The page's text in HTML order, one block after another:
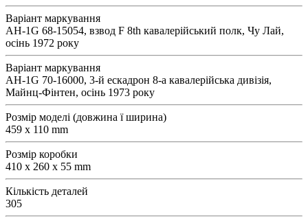
Варіант маркування
AH-1G 68-15054, взвод F 8th кавалерійський полк, Чу Лай,
осінь 1972 року
Варіант маркування
AH-1G 70-16000, 3-й ескадрон 8-а кавалерійська дивізія,
Майнц-Фінтен, осінь 1973 року
Розмір моделі (довжина ї ширина)
459 x 110 mm
Розмір коробки
410 x 260 x 55 mm
Кількість деталей
305